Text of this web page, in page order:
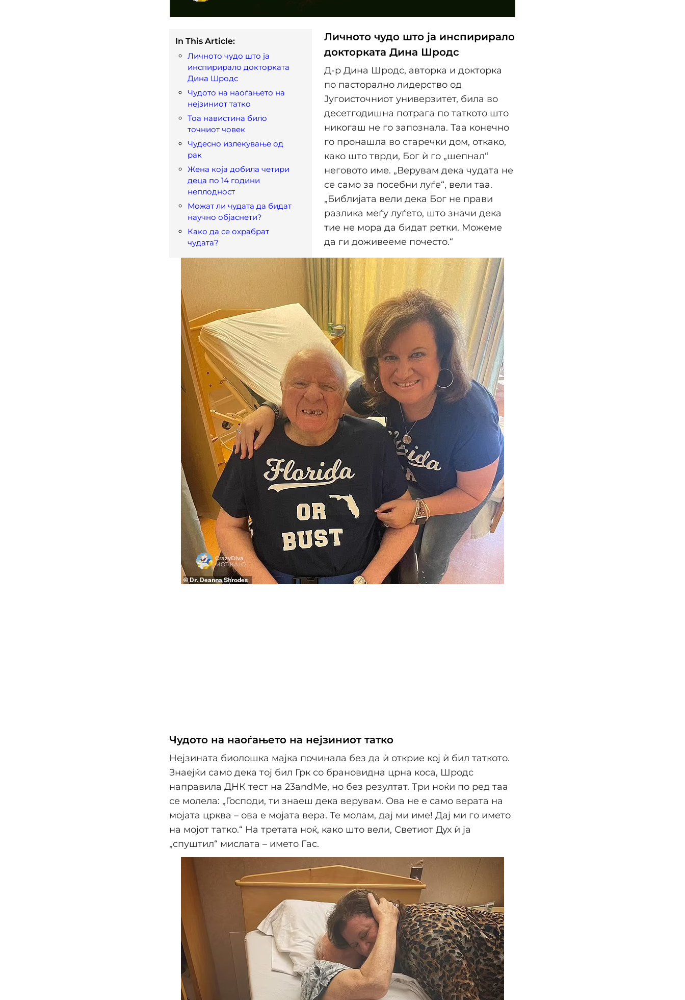
In This Article:
Личното чудо што ја
инспирирало докторката
Дина Шродс
Чудото на наоѓањето на
нејзиниот татко
Тоа навистина било
точниот човек
Чудесно излекување од
рак
Жена која добила четири
деца по 14 години
неплодност
Можат ли чудата да бидат
научно објаснети?
Како да се охрабрат
чудата?
Личното чудо што ја инспирирало
докторката Дина Шродс
Д-р Дина Шродс, авторка и докторка
по пасторално лидерство од
Југоисточниот универзитет, била во
десетгодишна потрага по таткото што
никогаш не го запознала. Таа конечно
го пронашла во старечки дом, откако,
како што тврди, Бог ѝ го „шепнал“
неговото име. „Верувам дека чудата не
се само за посебни луѓе“, вели таа.
„Библијата вели дека Бог не прави
разлика меѓу луѓето, што значи дека
тие не мора да бидат ретки. Можеме
да ги доживееме почесто.“
Чудото на наоѓањето на нејзиниот татко
Нејзината биолошка мајка починала без да ѝ открие кој ѝ бил таткото.
Знаејќи само дека тој бил Грк со брановидна црна коса, Шродс
направила ДНК тест на 23andMe, но без резултат. Три ноќи по ред таа
се молела: „Господи, ти знаеш дека верувам. Ова не е само верата на
мојата црква – ова е мојата вера. Те молам, дај ми име! Дај ми го името
на мојот татко.“ На третата ноќ, како што вели, Светиот Дух ѝ ја
„спуштил“ мислата – името Гас.